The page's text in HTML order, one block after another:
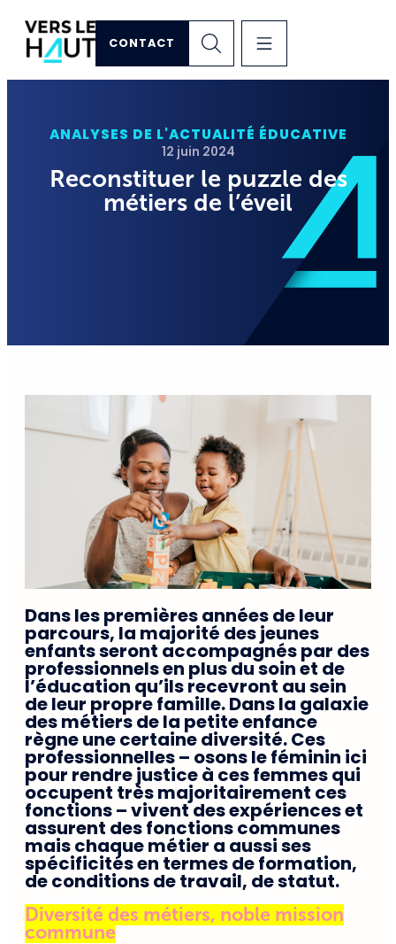
CONTACT
ANALYSES DE L'ACTUALITÉ ÉDUCATIVE
12 juin 2024
Reconstituer le puzzle des
métiers de l’éveil
Dans les premières années de leur
parcours, la majorité des jeunes
enfants seront accompagnés par des
professionnels en plus du soin et de
l’éducation qu’ils recevront au sein
de leur propre famille. Dans la galaxie
des métiers de la petite enfance
règne une certaine diversité. Ces
professionnelles – osons le féminin ici
pour rendre justice à ces femmes qui
occupent très majoritairement ces
fonctions – vivent des expériences et
assurent des fonctions communes
mais chaque métier a aussi ses
spécificités en termes de formation,
de conditions de travail, de statut.
Diversité des métiers, noble mission
commune